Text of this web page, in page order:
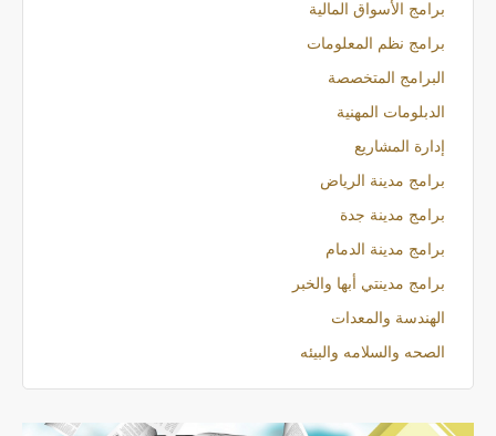
برامج الأسواق المالية
برامج نظم المعلومات
البرامج المتخصصة
الدبلومات المهنية
إدارة المشاريع
برامج مدينة الرياض
برامج مدينة جدة
برامج مدينة الدمام
برامج مدينتي أبها والخبر
الهندسة والمعدات
الصحه والسلامه والبيئه